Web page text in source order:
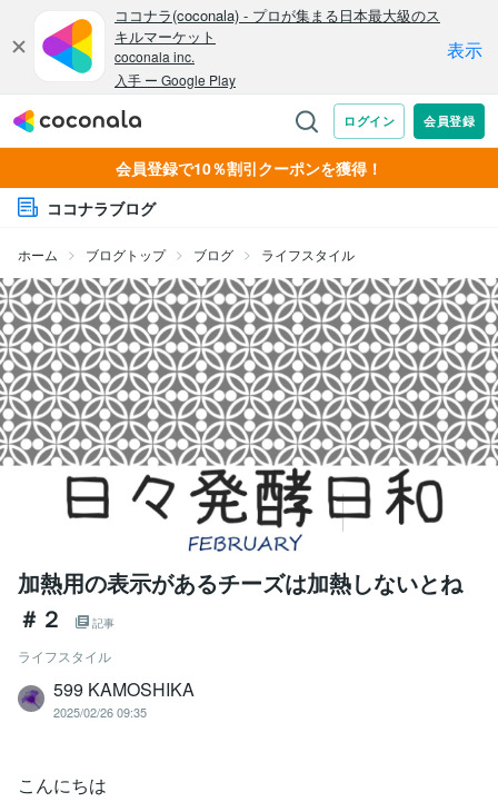
会員登録で10％割引クーポンを獲得！
ココナラブログ
ホーム ブログトップ ブログ ライフスタイル
加熱用の表示があるチーズは加熱しないとね
＃２
記事
ライフスタイル
599 KAMOSHIKA
2025/02/26 09:35
こんにちは